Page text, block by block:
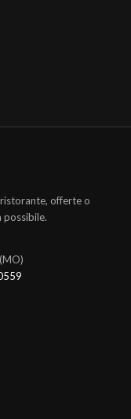
offerte o
possibile.